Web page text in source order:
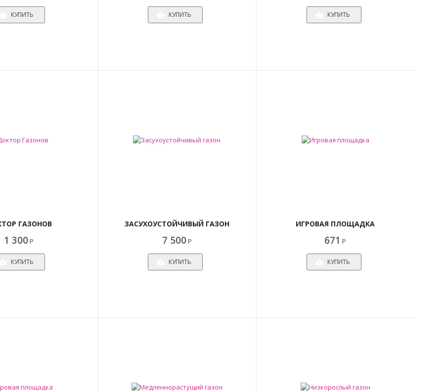
КУПИТЬ КУПИТЬ КУПИТЬ
ГАЗОНОВ
1 300Р
КУПИТЬ
ЗАСУХОУСТОЙЧИВЫЙ ГАЗОН
7 500Р
КУПИТЬ
ИГРОВАЯ ПЛОЩАДКА
671 Р
КУПИТЬ